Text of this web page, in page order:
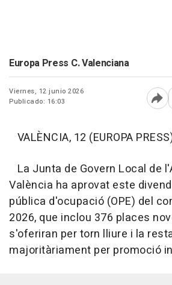
Europa Press C. Valenciana
Viernes, 12 junio 2026
Publicado: 16:03
VALÈNCIA, 12 (EUROPA
La Junta de Govern Local de
València ha aprovat este
pública d'ocupació (OPE) del
2026, que inclou 376 places
s'oferiran per torn lliure i la
majoritàriament per promoció